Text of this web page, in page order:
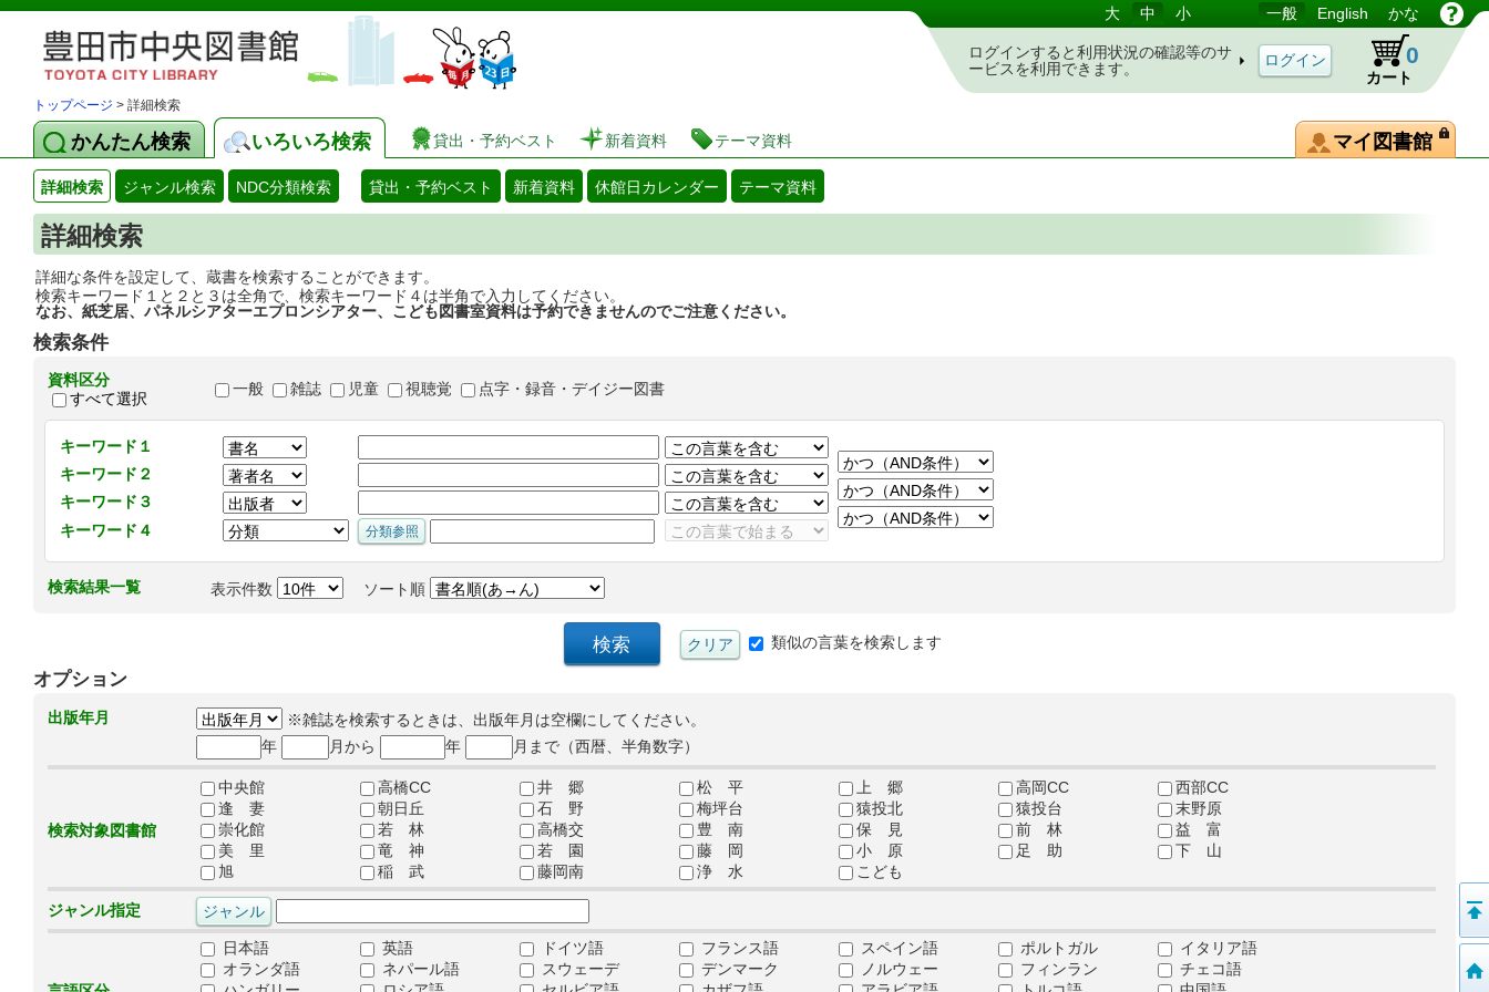
図書館 蔵書検索・予約システム 大 中 小 一般 English かな
ログインすると利用状況の確認等のサ
ービスを利用できます。
カート
0
トップページ > 詳細検索
かんたん検索 いろいろ検索 貸出・予約ベスト 新着資料 テーマ資料 マイ図書館
詳細検索 ジャンル検索 NDC分類検索 貸出・予約ベスト 新着資料 休館日カレンダー テーマ資料
詳細検索
詳細な条件を設定して、蔵書を検索することができます。
検索キーワード１と２と３は全角で、検索キーワード４は半角で入力してください。
なお、紙芝居、パネルシアターエプロンシアター、こども図書室資料は予約できませんのでご注意ください。
検索条件
資料区分
すべて選択
一般 雑誌 児童 視聴覚 点字・録音・デイジー図書
キーワード１
キーワード２
キーワード３
キーワード４
検索結果一覧 表示件数 ソート順
類似の言葉を検索します
オプション
出版年月
※雑誌を検索するときは、出版年月は空欄にしてください。
年
月から 年 月まで（西暦、半角数字）
検索対象図書館
中央館 高橋CC 井 郷 松 平 上 郷 高岡CC
西部CC
逢 妻
朝日丘 石 野 梅坪台 猿投北 猿投台
末野原
崇化館
若 林 高橋交 豊 南 保 見 前 林
益 富
美 里
竜 神 若 園 藤 岡 小 原 足 助
下 山
旭
稲 武 藤岡南 浄 水 こども
ジャンル指定
日本語 英語 ドイツ語 フランス語 スペイン語 ポルトガル
イタリア語
オランダ語
ネパール語 スウェーデ デンマーク ノルウェー フィンラン
チェコ語